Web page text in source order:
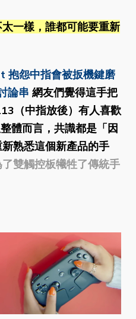
太一樣，誰都可能要重新
怨中指會被扳機鍵磨
論串 網友們覺得這手把
（中指放後）有人喜歡
體而言，共識都是「因
熟悉這個新產品的手
了雙觸控板犧牲了傳統手